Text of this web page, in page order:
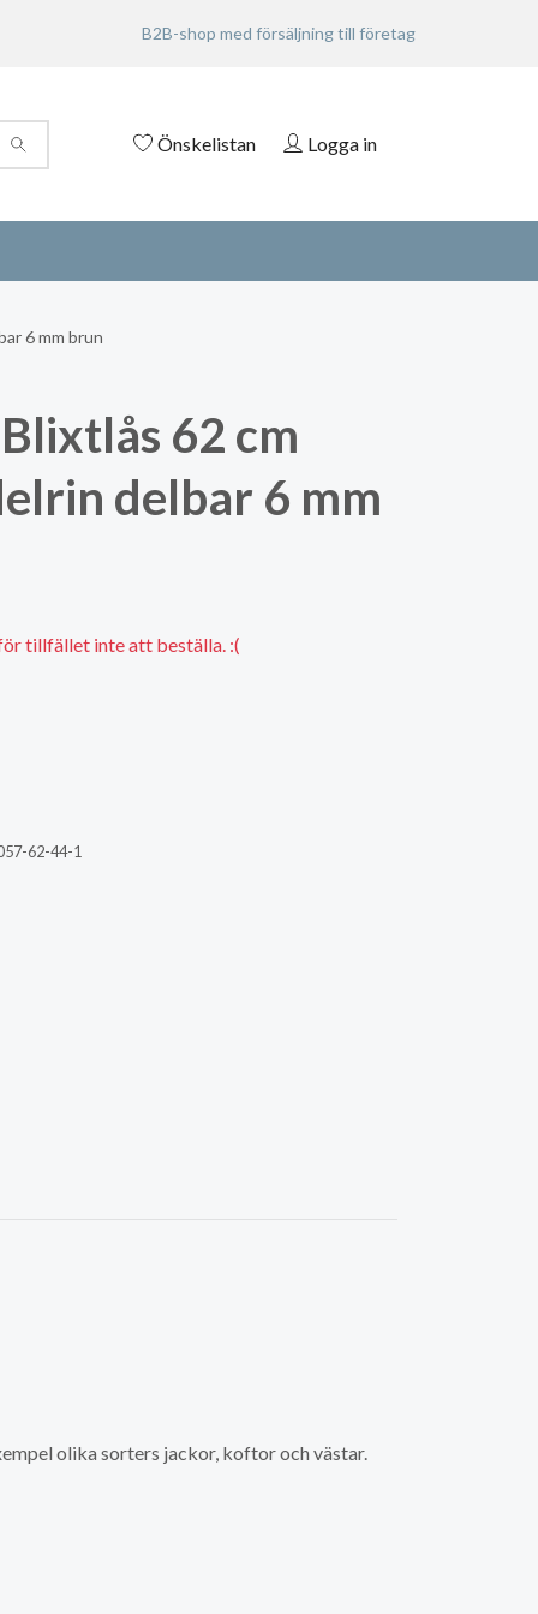
B2B-shop med försäljning till företag
Önskelistan Logga in
6 mm brun
62 cm
delbar 6 mm
tillfället inte att beställa. :(
62-44-1
olika sorters jackor, koftor och västar.